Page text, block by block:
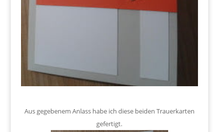
Aus gegebenem Anlass habe ich diese beiden Trauerkarten
gefertigt.